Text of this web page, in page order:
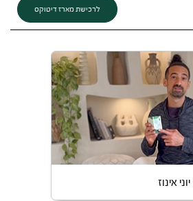
לרכישת מארז דיטוקס
אינוז